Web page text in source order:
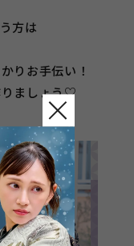
方は
りお手伝い！
りましょう♡